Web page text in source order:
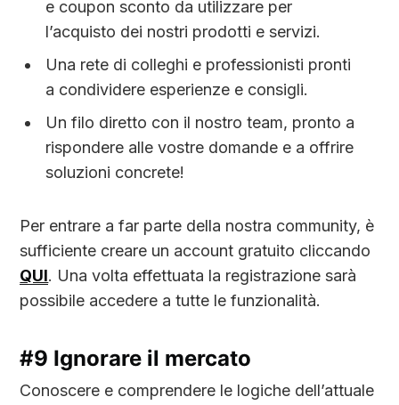
e coupon sconto da utilizzare per
l’acquisto dei nostri prodotti e servizi.
Una rete di colleghi e professionisti pronti
a condividere esperienze e consigli.
Un filo diretto con il nostro team, pronto a
rispondere alle vostre domande e a offrire
soluzioni concrete!
Per entrare a far parte della nostra community, è
sufficiente creare un account gratuito cliccando
QUI. Una volta effettuata la registrazione sarà
possibile accedere a tutte le funzionalità.
#9 Ignorare il mercato
Conoscere e comprendere le logiche dell’attuale